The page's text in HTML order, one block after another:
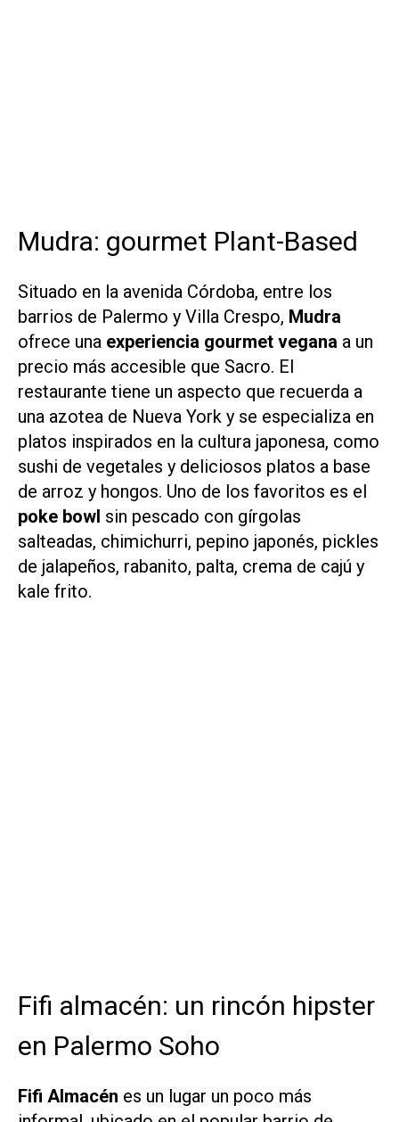
Mudra: gourmet Plant-Based
Situado en la avenida Córdoba, entre los
barrios de Palermo y Villa Crespo, Mudra
ofrece una experiencia gourmet vegana a un
precio más accesible que Sacro. El
restaurante tiene un aspecto que recuerda a
una azotea de Nueva York y se especializa en
platos inspirados en la cultura japonesa, como
sushi de vegetales y deliciosos platos a base
de arroz y hongos. Uno de los favoritos es el
poke bowl sin pescado con gírgolas
salteadas, chimichurri, pepino japonés, pickles
de jalapeños, rabanito, palta, crema de cajú y
kale frito.
Fifi almacén: un rincón hipster
en Palermo Soho
Fifi Almacén es un lugar un poco más